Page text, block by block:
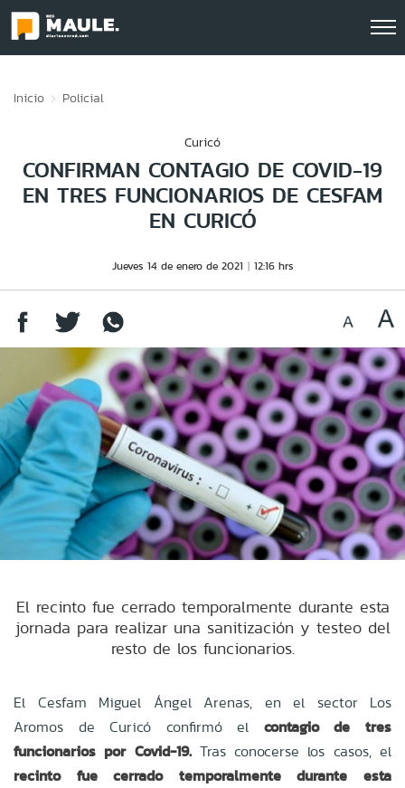
Inicio Policial
Curicó
CONFIRMAN CONTAGIO DE COVID-19
EN TRES FUNCIONARIOS DE CESFAM
EN CURICÓ
Jueves 14 de enero de 2021 12:16 hrs
El recinto fue cerrado temporalmente durante esta
jornada para realizar una sanitización y testeo del
resto de los funcionarios.
El Cesfam Miguel Ángel Arenas, en el sector Los
Aromos de Curicó confirmó el contagio de tres
funcionarios por Covid-19.Tras conocerse los casos, el
recinto fue cerrado temporalmente durante esta